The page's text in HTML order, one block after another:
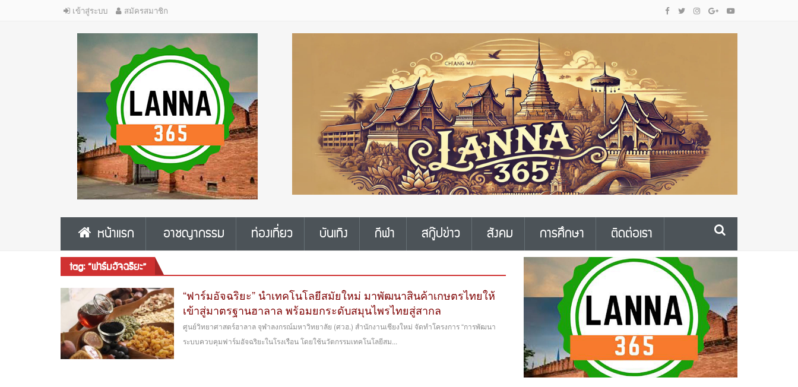
เข้าสู่ระบบ สมัครสมาชิก
หน้าแรก อาชญากรรม ท่องเที่ยว บันเทิง กีฬา สกู๊ปข่าว สังคม การศึกษา ติดต่อเรา
tag: “ฟาร์มอัจฉริยะ”
“ฟาร์มอัจฉริยะ” นำเทคโนโลยีสมัยใหม่ มาพัฒนาสินค้าเกษตรไทยให้
เข้าสู่มาตรฐานฮาลาล พร้อมยกระดับสมุนไพรไทยสู่สากล
ศูนย์วิทยาศาสตร์ฮาลาล จุฬาลงกรณ์มหาวิทยาลัย (ศวฮ.) สำนักงานเชียงใหม่ จัดทำโครงการ “การพัฒนา
ระบบควบคุมฟาร์มอัจฉริยะในโรงเรือน โดยใช้นวัตกรรมเทคโนโลยีสม...